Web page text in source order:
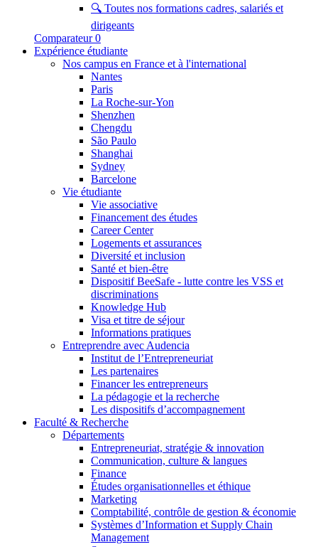
🔍 Toutes nos formations cadres, salariés et
dirigeants
Comparateur 0
Expérience étudiante
Nos campus en France et à l'international
Nantes
Paris
La Roche-sur-Yon
Shenzhen
Chengdu
São Paulo
Shanghai
Sydney
Barcelone
Vie étudiante
Vie associative
Financement des études
Career Center
Logements et assurances
Diversité et inclusion
Santé et bien-être
Dispositif BeeSafe - lutte contre les VSS et
discriminations
Knowledge Hub
Visa et titre de séjour
Informations pratiques
Entreprendre avec Audencia
Institut de l’Entrepreneuriat
Les partenaires
Financer les entrepreneurs
La pédagogie et la recherche
Les dispositifs d’accompagnement
Faculté & Recherche
Départements
Entrepreneuriat, stratégie & innovation
Communication, culture & langues
Finance
Études organisationnelles et éthique
Marketing
Comptabilité, contrôle de gestion & économie
Systèmes d’Information et Supply Chain
Management